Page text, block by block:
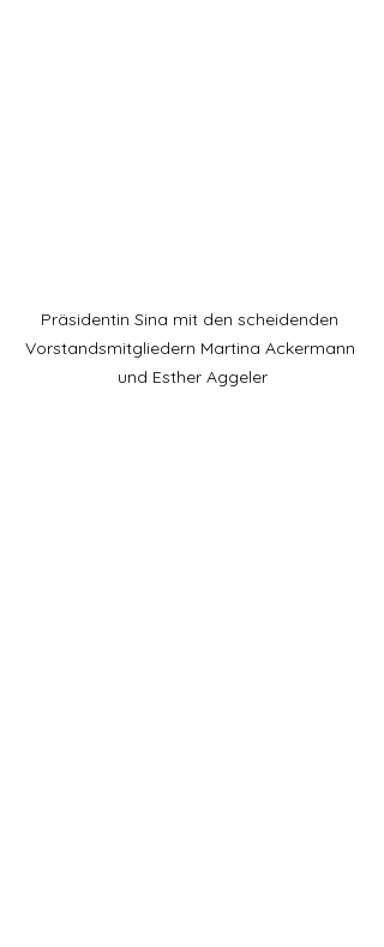
Präsidentin Sina mit den scheidenden
Vorstandsmitgliedern Martina Ackermann
und Esther Aggeler